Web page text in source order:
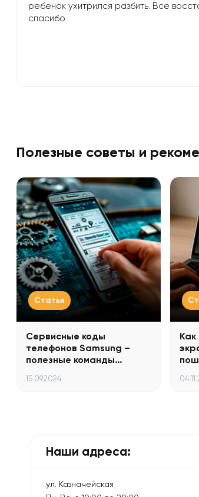
ребенок ухитрился разбить. Все
спасибо.
Полезные советы и
Статьи
Сервисные коды
телефонов Samsung –
полезные команды…
15.09.2024
Как
Наши адреса:
ул. Казначейская